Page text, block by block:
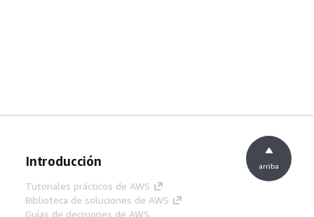
Introducción
Tutoriales prácticos de AWS
Biblioteca de soluciones de AWS
Guías de decisiones de AWS
arriba